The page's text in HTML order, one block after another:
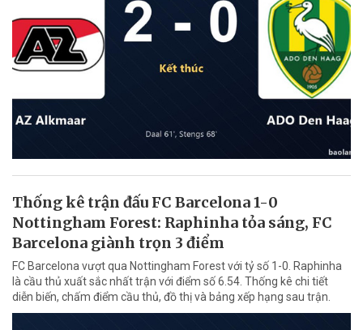
Thống kê trận đấu FC Barcelona 1-0
Nottingham Forest: Raphinha tỏa sáng, FC
Barcelona giành trọn 3 điểm
FC Barcelona vượt qua Nottingham Forest với tỷ số 1-0. Raphinha
là cầu thủ xuất sắc nhất trận với điểm số 6.54. Thống kê chi tiết
diễn biến, chấm điểm cầu thủ, đồ thị và bảng xếp hạng sau trận.